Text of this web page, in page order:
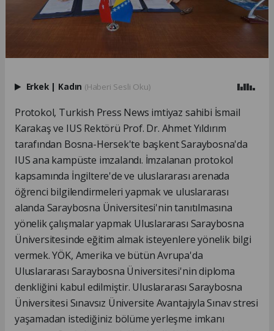
Erkek | Kadın (Haberi Sesli Oku)
Protokol, Turkish Press News imtiyaz sahibi İsmail
Karakaş ve IUS Rektörü Prof. Dr. Ahmet Yıldırım
tarafından Bosna-Hersek'te başkent Saraybosna'da
IUS ana kampüste imzalandı. İmzalanan protokol
kapsamında İngiltere'de ve uluslararası arenada
öğrenci bilgilendirmeleri yapmak ve uluslararası
alanda Saraybosna Üniversitesi'nin tanıtılmasına
yönelik çalışmalar yapmak Uluslararası Saraybosna
Üniversitesinde eğitim almak isteyenlere yönelik bilgi
vermek. YÖK, Amerika ve bütün Avrupa'da
Uluslararası Saraybosna Üniversitesi'nin diploma
denkliğini kabul edilmiştir. Uluslararası Saraybosna
Üniversitesi Sınavsız Üniversite Avantajıyla Sınav stresi
yaşamadan istediğiniz bölüme yerleşme imkanı